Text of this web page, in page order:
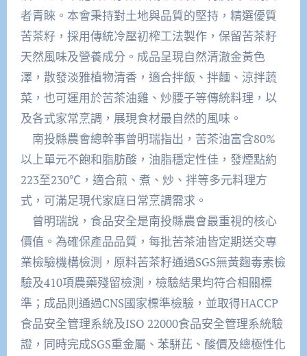
者青睞。本會秉持對土地與品質的堅持，精選優質
苦茶籽，採用傳統冷壓初榨工法製作，保留苦茶籽
天然風味及營養成分。成品呈現自然清澈金黃色
澤，散發淡雅植物清香，適合拌飯、拌麵、涼拌蔬
菜，也可運用於苦茶油雞、炒腰子等傳統料理，以
及各式家常烹調，展現食材最自然的風味。
南投縣農會總幹事曾明瑞指出，苦茶油富含80%
以上單元不飽和脂肪酸，油脂穩定性佳，發煙點約
223至230℃，適合煎、煮、炒、拌等多元料理方
式，可滿足現代家庭日常烹調需求。
曾明瑞說，食品安全是南投縣農會最重視的核心
價值。為確保產品品質，每批苦茶油皆定期送交專
業檢驗機構檢測，原料苦茶籽通過SGS無黃麴毒素檢
驗及410項農藥殘留檢測，檢驗結果均符合相關標
準；成品則通過CNS國家標準檢驗，並取得HACCP
食品安全管理系統及ISO 22000食品安全管理系統驗
證，同時完成SGS重金屬、苯駢芘、酸價及總極性化